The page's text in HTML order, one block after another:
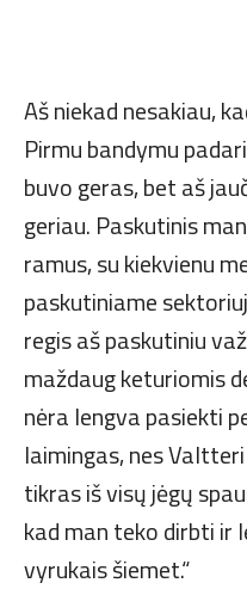
Aš niekad nesakiau,
Pirmu bandymu
buvo geras, bet aš
geriau. Paskutinis
ramus, su kiekvienu
paskutiniame
regis aš paskutiniu
maždaug keturiomis
nėra lengva pasiekti
laimingas, nes
tikras iš visų jėgų
kad man teko dirbti ir
vyrukais šiemet.“